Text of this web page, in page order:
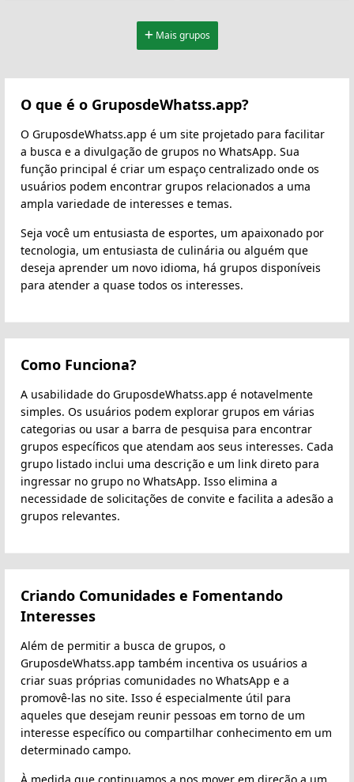
Mais grupos
O que é o GruposdeWhatss.app?
O GruposdeWhatss.app é um site projetado para facilitar
a busca e a divulgação de grupos no WhatsApp. Sua
função principal é criar um espaço centralizado onde os
usuários podem encontrar grupos relacionados a uma
ampla variedade de interesses e temas.
Seja você um entusiasta de esportes, um apaixonado por
tecnologia, um entusiasta de culinária ou alguém que
deseja aprender um novo idioma, há grupos disponíveis
para atender a quase todos os interesses.
Como Funciona?
A usabilidade do GruposdeWhatss.app é notavelmente
simples. Os usuários podem explorar grupos em várias
categorias ou usar a barra de pesquisa para encontrar
grupos específicos que atendam aos seus interesses. Cada
grupo listado inclui uma descrição e um link direto para
ingressar no grupo no WhatsApp. Isso elimina a
necessidade de solicitações de convite e facilita a adesão a
grupos relevantes.
Criando Comunidades e Fomentando
Interesses
Além de permitir a busca de grupos, o
GruposdeWhatss.app também incentiva os usuários a
criar suas próprias comunidades no WhatsApp e a
promovê-las no site. Isso é especialmente útil para
aqueles que desejam reunir pessoas em torno de um
interesse específico ou compartilhar conhecimento em um
determinado campo.